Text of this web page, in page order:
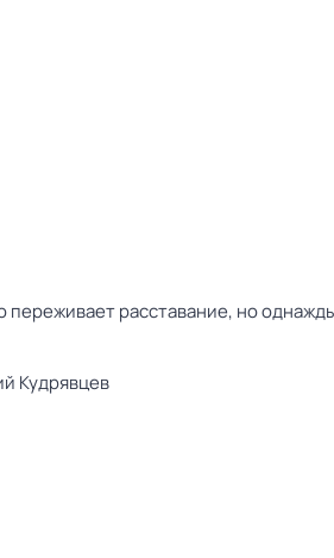
расставание, но
Кудрявцев